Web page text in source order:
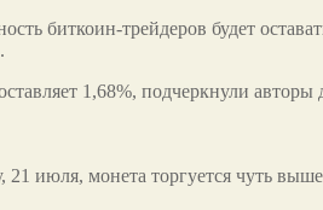
биткоин-трейдеров будет
1,68%, подчеркнули авторы
21 июля, монета торгуется чуть